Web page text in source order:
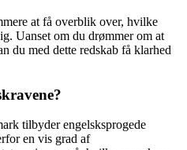
at få overblik over, hvilke
Uanset om du drømmer om at
du med dette redskab få klarhed
tilbyder engelsksprogede
en vis grad af